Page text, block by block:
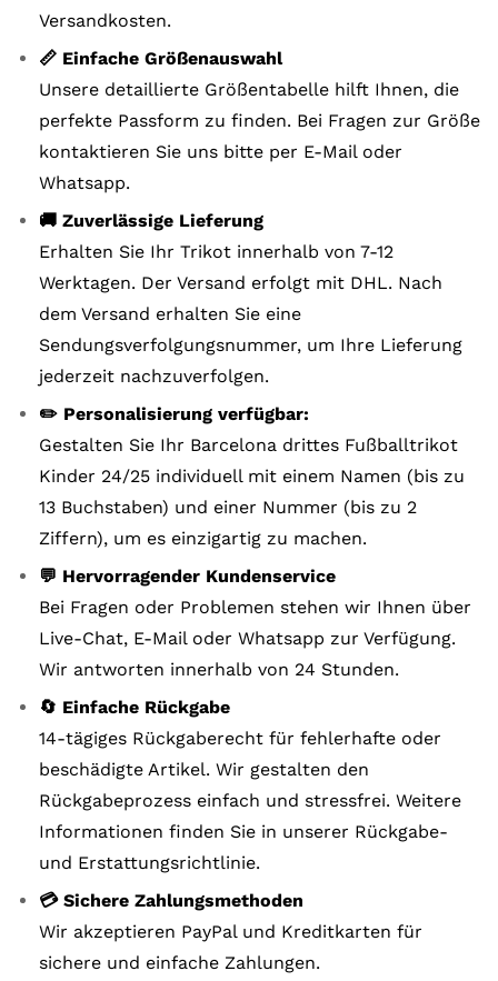
Versandkosten.
📏 Einfache Größenauswahl
Unsere detaillierte Größentabelle hilft Ihnen, die
perfekte Passform zu finden. Bei Fragen zur Größe
kontaktieren Sie uns bitte per E-Mail oder
Whatsapp.
🚚 Zuverlässige Lieferung
Erhalten Sie Ihr Trikot innerhalb von 7-12
Werktagen. Der Versand erfolgt mit DHL. Nach
dem Versand erhalten Sie eine
Sendungsverfolgungsnummer, um Ihre Lieferung
jederzeit nachzuverfolgen.
✏️ Personalisierung verfügbar:
Gestalten Sie Ihr Barcelona drittes Fußballtrikot
Kinder 24/25 individuell mit einem Namen (bis zu
13 Buchstaben) und einer Nummer (bis zu 2
Ziffern), um es einzigartig zu machen.
💬 Hervorragender Kundenservice
Bei Fragen oder Problemen stehen wir Ihnen über
Live-Chat, E-Mail oder Whatsapp zur Verfügung.
Wir antworten innerhalb von 24 Stunden.
🔄 Einfache Rückgabe
14-tägiges Rückgaberecht für fehlerhafte oder
beschädigte Artikel. Wir gestalten den
Rückgabeprozess einfach und stressfrei. Weitere
Informationen finden Sie in unserer Rückgabe-
und Erstattungsrichtlinie.
💳 Sichere Zahlungsmethoden
Wir akzeptieren PayPal und Kreditkarten für
sichere und einfache Zahlungen.